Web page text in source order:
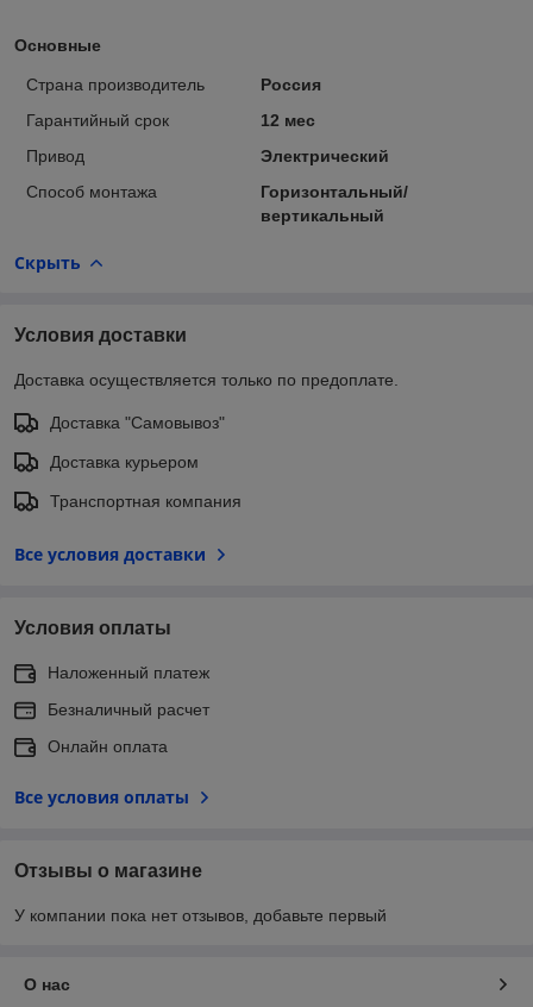
Основные
Страна производитель
Россия
Гарантийный срок
12 мес
Привод
Электрический
Способ монтажа
Горизонтальный/
вертикальный
Скрыть
Условия доставки
Доставка осуществляется только по предоплате.
Доставка "Самовывоз"
Доставка курьером
Транспортная компания
Все условия доставки
Условия оплаты
Наложенный платеж
Безналичный расчет
Онлайн оплата
Все условия оплаты
Отзывы о магазине
У компании пока нет отзывов, добавьте первый
О нас